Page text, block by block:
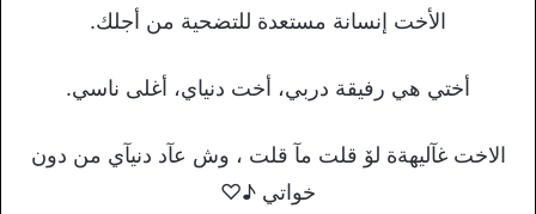
الأخت إنسانة مستعدة للتضحية من أجلك.
أختي هي رفيقة دربي، أخت دنياي، أغلى ناسي.
الاخت غآليهةة لۆ قلت مآ قلت ، وش عآد دنيآي من دون
خواتي ♪♡